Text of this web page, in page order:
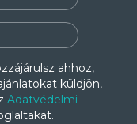
ahhoz,
küldjön,
Adatvédelmi